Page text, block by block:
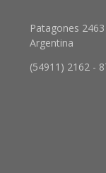
Patagones
Argentina
(54911) 2162 -